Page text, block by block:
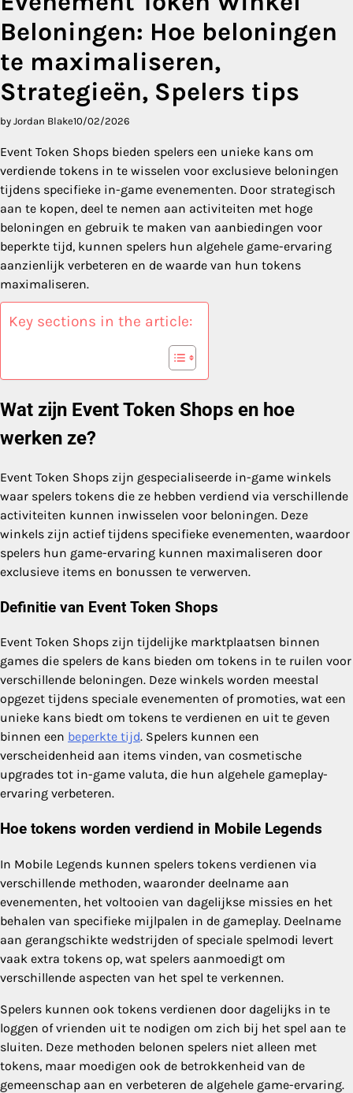
Beloningen: Hoe beloningen
te maximaliseren,
Strategieën, Spelers tips
by Jordan Blake10/02/2026
Event Token Shops bieden spelers een unieke kans om
verdiende tokens in te wisselen voor exclusieve beloningen
tijdens specifieke in-game evenementen. Door strategisch
aan te kopen, deel te nemen aan activiteiten met hoge
beloningen en gebruik te maken van aanbiedingen voor
beperkte tijd, kunnen spelers hun algehele game-ervaring
aanzienlijk verbeteren en de waarde van hun tokens
maximaliseren.
Key sections in the article:
Wat zijn Event Token Shops en hoe
werken ze?
Event Token Shops zijn gespecialiseerde in-game winkels
waar spelers tokens die ze hebben verdiend via verschillende
activiteiten kunnen inwisselen voor beloningen. Deze
winkels zijn actief tijdens specifieke evenementen, waardoor
spelers hun game-ervaring kunnen maximaliseren door
exclusieve items en bonussen te verwerven.
Definitie van Event Token Shops
Event Token Shops zijn tijdelijke marktplaatsen binnen
games die spelers de kans bieden om tokens in te ruilen voor
verschillende beloningen. Deze winkels worden meestal
opgezet tijdens speciale evenementen of promoties, wat een
unieke kans biedt om tokens te verdienen en uit te geven
binnen een beperkte tijd. Spelers kunnen een
verscheidenheid aan items vinden, van cosmetische
upgrades tot in-game valuta, die hun algehele gameplay-
ervaring verbeteren.
Hoe tokens worden verdiend in Mobile Legends
In Mobile Legends kunnen spelers tokens verdienen via
verschillende methoden, waaronder deelname aan
evenementen, het voltooien van dagelijkse missies en het
behalen van specifieke mijlpalen in de gameplay. Deelname
aan gerangschikte wedstrijden of speciale spelmodi levert
vaak extra tokens op, wat spelers aanmoedigt om
verschillende aspecten van het spel te verkennen.
Spelers kunnen ook tokens verdienen door dagelijks in te
loggen of vrienden uit te nodigen om zich bij het spel aan te
sluiten. Deze methoden belonen spelers niet alleen met
tokens, maar moedigen ook de betrokkenheid van de
gemeenschap aan en verbeteren de algehele game-ervaring.